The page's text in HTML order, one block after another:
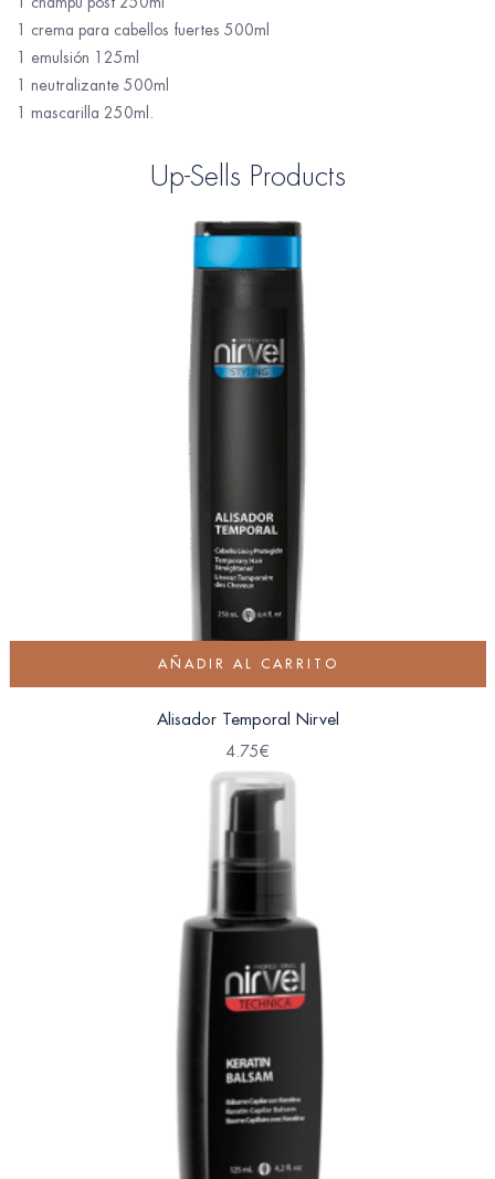
1 crema para cabellos fuertes 500ml
1 emulsión 125ml
1 neutralizante 500ml
1 mascarilla 250ml.
Up-Sells Products
AÑADIR AL CARRITO
Alisador Temporal Nirvel
4.75€